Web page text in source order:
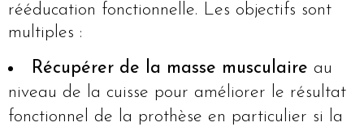
rééducation fonctionnelle. Les objectifs sont
multiples :
Récupérer de la masse musculaire au
niveau de la cuisse pour améliorer le résultat
fonctionnel de la prothèse en particulier si la